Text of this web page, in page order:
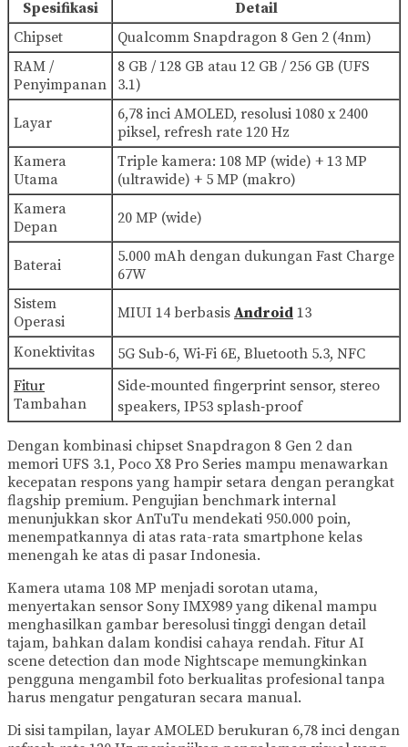
Spesifikasi
Detail
Chipset
Qualcomm Snapdragon 8 Gen 2 (4nm)
RAM /
Penyimpanan
8 GB / 128 GB atau 12 GB / 256 GB (UFS
3.1)
Layar
6,78 inci AMOLED, resolusi 1080 x 2400
piksel, refresh rate 120 Hz
Kamera
Utama
Triple kamera: 108 MP (wide) + 13 MP
(ultrawide) + 5 MP (makro)
Kamera
Depan
20 MP (wide)
Baterai
5.000 mAh dengan dukungan Fast Charge
67W
Sistem
Operasi
MIUI 14 berbasis Android 13
Konektivitas
5G Sub‑6, Wi‑Fi 6E, Bluetooth 5.3, NFC
Fitur
Tambahan
Side‑mounted fingerprint sensor, stereo
speakers, IP53 splash‑proof
Dengan kombinasi chipset Snapdragon 8 Gen 2 dan
memori UFS 3.1, Poco X8 Pro Series mampu menawarkan
kecepatan respons yang hampir setara dengan perangkat
flagship premium. Pengujian benchmark internal
menunjukkan skor AnTuTu mendekati 950.000 poin,
menempatkannya di atas rata-rata smartphone kelas
menengah ke atas di pasar Indonesia.
Kamera utama 108 MP menjadi sorotan utama,
menyertakan sensor Sony IMX989 yang dikenal mampu
menghasilkan gambar beresolusi tinggi dengan detail
tajam, bahkan dalam kondisi cahaya rendah. Fitur AI
scene detection dan mode Nightscape memungkinkan
pengguna mengambil foto berkualitas profesional tanpa
harus mengatur pengaturan secara manual.
Di sisi tampilan, layar AMOLED berukuran 6,78 inci dengan